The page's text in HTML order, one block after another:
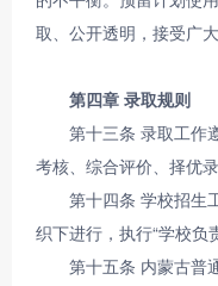
取、公开透明，接受广
第四章 录取规则
第十三条 录取工作
考核、综合评价、择优
第十四条 学校招生
织下进行，执行“学校负
第十五条 内蒙古普